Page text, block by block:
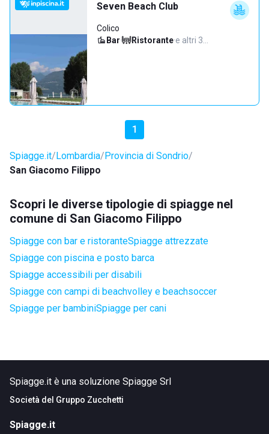
Seven Beach Club
Colico
Bar· Ristorante·e altri 3…
1
Spiagge.it Lombardia Provincia di Sondrio
San Giacomo Filippo
Scopri le diverse tipologie di spiagge nel
comune di San Giacomo Filippo
Spiagge con bar e ristoranteSpiagge attrezzate
Spiagge con piscina e posto barca
Spiagge accessibili per disabili
Spiagge con campi di beachvolley e beachsoccer
Spiagge per bambiniSpiagge per cani
Spiagge.it è una soluzione Spiagge Srl
Società del Gruppo Zucchetti
Spiagge.it